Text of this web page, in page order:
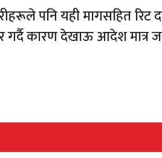
पनि यही मागसहित रिट
कारण देखाऊ आदेश मात्र